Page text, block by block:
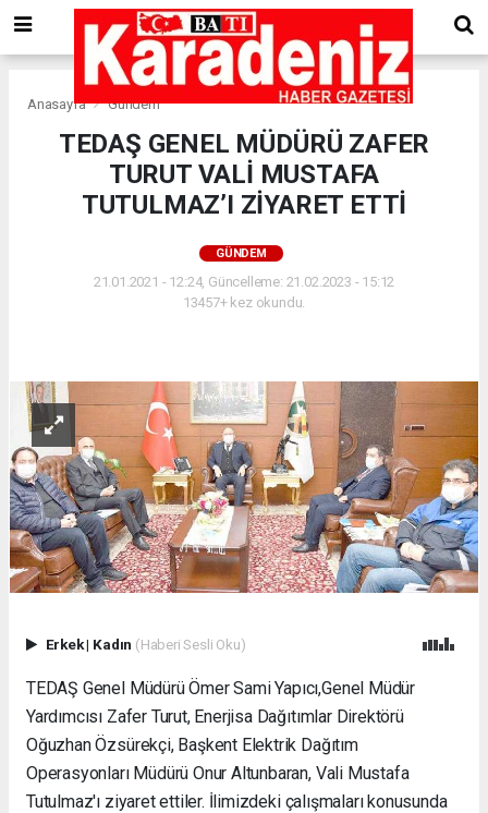
Anasayfa Gündem
TEDAŞ GENEL MÜDÜRÜ ZAFER
TURUT VALİ MUSTAFA
TUTULMAZ’I ZİYARET ETTİ
GÜNDEM
21.01.2021 - 12:24, Güncelleme: 21.02.2023 - 15:12
13457+ kez okundu.
Erkek| Kadın (Haberi Sesli Oku)
TEDAŞ Genel Müdürü Ömer Sami Yapıcı,Genel Müdür
Yardımcısı Zafer Turut, Enerjisa Dağıtımlar Direktörü
Oğuzhan Özsürekçi, Başkent Elektrik Dağıtım
Operasyonları Müdürü Onur Altunbaran, Vali Mustafa
Tutulmaz'ı ziyaret ettiler. İlimizdeki çalışmaları konusunda